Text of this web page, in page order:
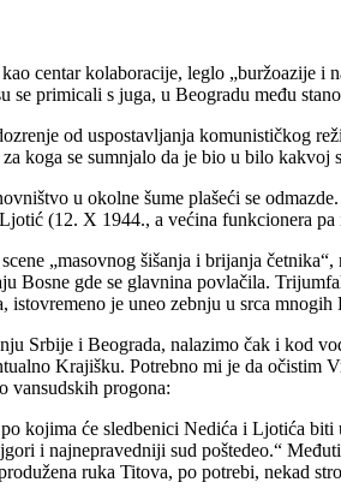
centar kolaboracije, leglo „buržoazije i
primicali s juga, u Beogradu među
od uspostavljanja komunističkog
koga se sumnjalo da je bio u bilo kakvoj
u okolne šume plašeći se
(12. X 1944., a većina funkcionera
„masovnog šišanja i brijanja
Bosne gde se glavnina povlačila.
je uneo zebnju u srca mnogih
Srbije i Beograda, nalazimo čak i kod
Krajišku. Potrebno mi je da
vansudskih progona:
kojima će sledbenici Nedića i Ljotića
i najnepravedniji sud poštedeo.“
ruka Titova, po potrebi, nekad